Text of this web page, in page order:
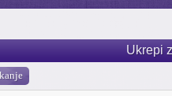
Ukrepi